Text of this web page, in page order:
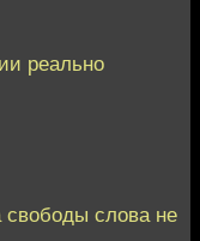
реально
свободы слова не